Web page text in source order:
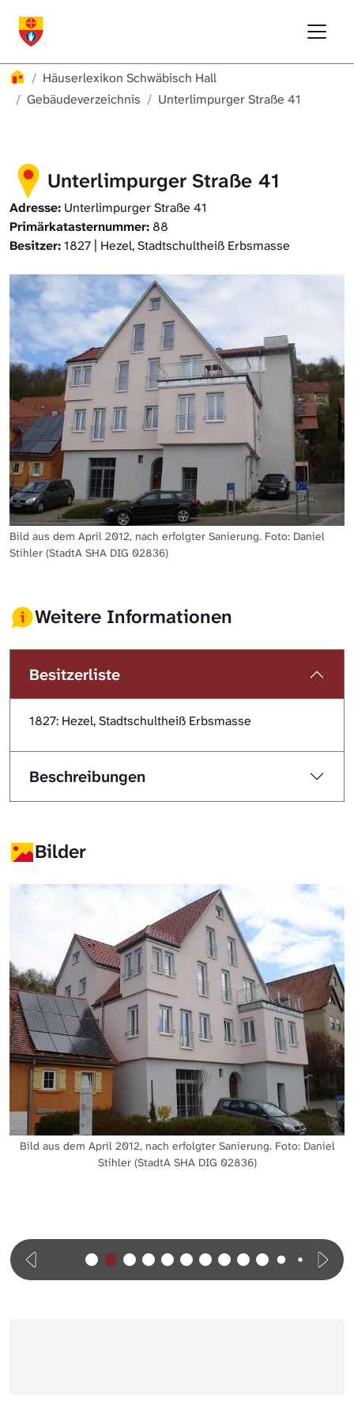
Häuserlexikon
Häuserlexikon Schwäbisch Hall
Gebäudeverzeichnis
Unterlimpurger Straße 41
Unterlimpurger Straße 41
Adresse: Unterlimpurger Straße 41
Primärkatasternummer: 88
Besitzer:1827 | Hezel, Stadtschultheiß Erbsmasse
Bild aus dem April 2012, nach erfolgter Sanierung. Foto: Daniel
Stihler (StadtA SHA DIG 02836)
Weitere Informationen
Besitzerliste
1827: Hezel, Stadtschultheiß Erbsmasse
Beschreibungen
Bilder
Bild aus dem April 2012, nach erfolgter Sanierung. Foto: Daniel
Stihler (StadtA SHA DIG 02836)
Häuserlexikon Steinbach
Digitale Nachschlagewerke